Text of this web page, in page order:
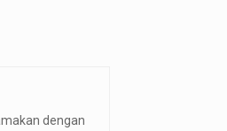
dengan